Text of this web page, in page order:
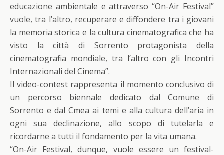
educazione ambientale e attraverso “On-Air Festival”
vuole, tra l’altro, recuperare e diffondere tra i giovani
la memoria storica e la cultura cinematografica che ha
visto la città di Sorrento protagonista della
cinematografia mondiale, tra l’altro con gli Incontri
Internazionali del Cinema”.
Il video-contest rappresenta il momento conclusivo di
un percorso biennale dedicato dal Comune di
Sorrento e dal Cmea ai temi e alla cultura dell’aria in
ogni sua declinazione, allo scopo di tutelarla e
ricordarne a tutti il fondamento per la vita umana.
“On-Air Festival, dunque, vuole essere un festival-